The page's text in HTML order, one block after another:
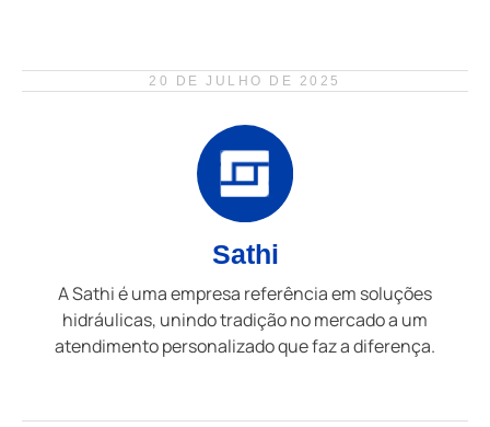
20 DE JULHO DE 2025
Sathi
A Sathi é uma empresa referência em soluções
hidráulicas, unindo tradição no mercado a um
atendimento personalizado que faz a diferença.